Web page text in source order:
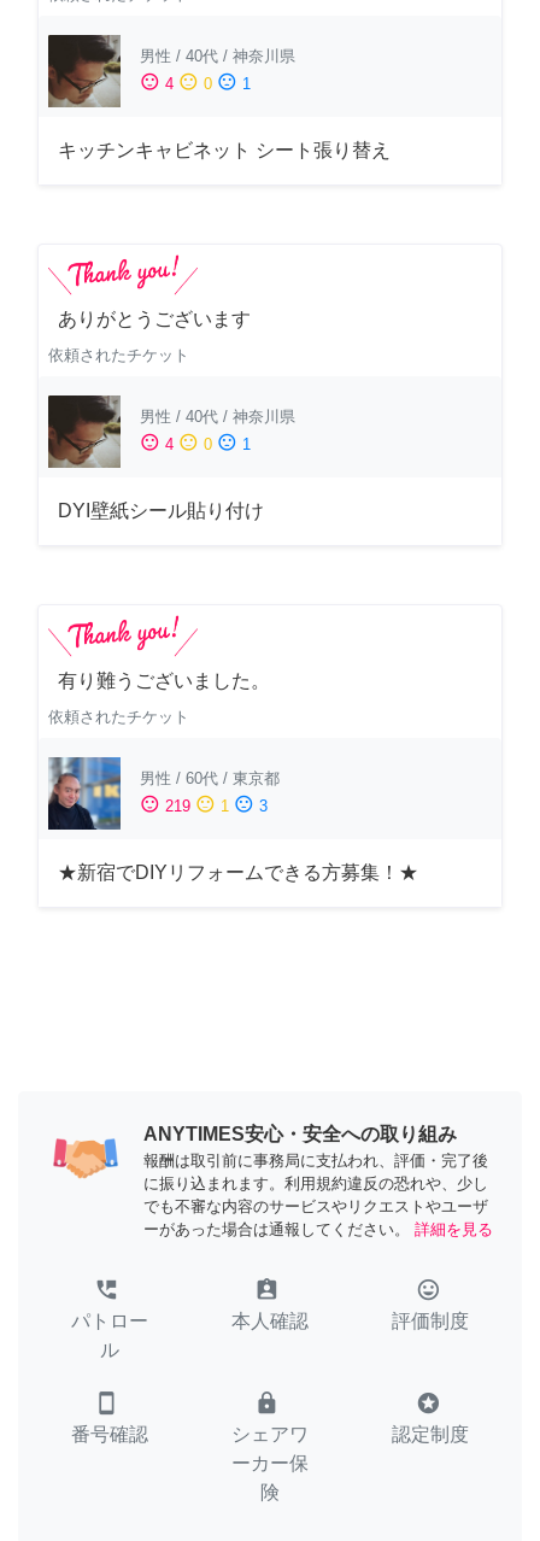
男性 / 40代 / 神奈川県
sentiment_satisfied 4 sentiment_neutral 0 sentiment_dissatisfied 1
キッチンキャビネット シート張り替え
ありがとうございます
依頼されたチケット
男性 / 40代 / 神奈川県
sentiment_satisfied 4 sentiment_neutral 0 sentiment_dissatisfied 1
DYI壁紙シール貼り付け
有り難うございました。
依頼されたチケット
男性 / 60代 / 東京都
sentiment_satisfied 219 sentiment_neutral 1 sentiment_dissatisfied 3
★新宿でDIYリフォームできる方募集！★
ANYTIMES安心・安全への取り組み
報酬は取引前に事務局に支払われ、評価・完了後
に振り込まれます。利用規約違反の恐れや、少し
でも不審な内容のサービスやリクエストやユーザ
ーがあった場合は通報してください。
詳細を見る
perm_phone_msg
パトロー
ル
assignment_ind
本人確認
tag_faces
評価制度
smartphone
番号確認
lock
シェアワ
ーカー保
険
stars
認定制度